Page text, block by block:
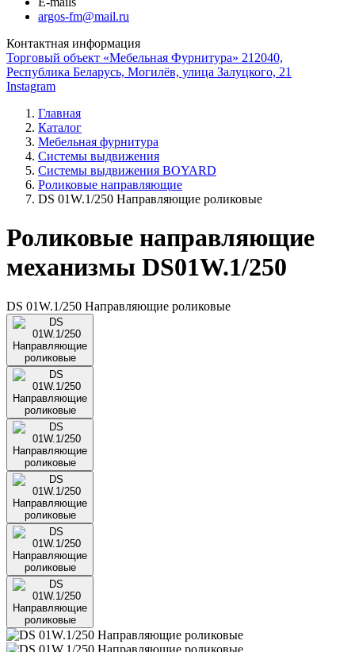
argos-fm@mail.ru
Контактная информация
Торговый объект «Мебельная Фурнитура» 212040,
Республика Беларусь, Могилёв, улица Залуцкого, 21
Instagram
Главная
Каталог
Мебельная фурнитура
Системы выдвижения
Системы выдвижения BOYARD
Роликовые направляющие
DS 01W.1/250 Направляющие роликовые
Роликовые направляющие
механизмы DS01W.1/250
DS 01W.1/250 Направляющие роликовые